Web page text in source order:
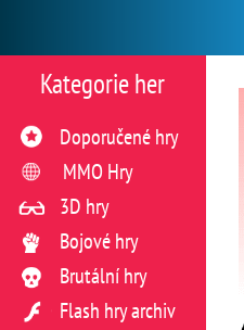
Kategorie her
Doporučené hry
MMO Hry
3D hry
Bojové hry
Brutální hry
Flash hry archiv